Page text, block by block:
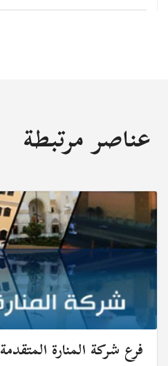
عناصر مرتبطة
فرع شركة المنارة المتقدمة